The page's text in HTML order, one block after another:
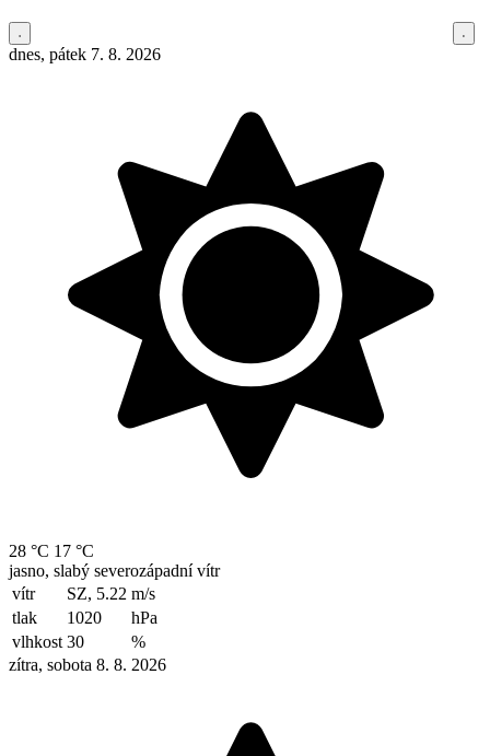
dnes, pátek 7. 8. 2026
28 °C 17 °C
jasno, slabý severozápadní vítr
vítr
SZ, 5.22 m/s
tlak
1020
hPa
vlhkost 30
%
zítra, sobota 8. 8. 2026